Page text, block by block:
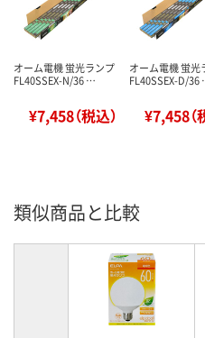
オーム電機 蛍光ランプ
FL40SSEX-N/36 …
¥7,458（税込）
オーム電機 蛍光
FL40SSEX-D/36
¥7,458（
類似商品と比較